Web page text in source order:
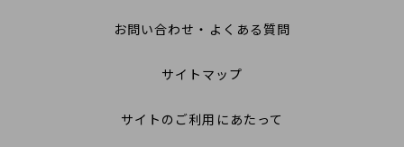
お問い合わせ・よくある質問
サイトマップ
サイトのご利用にあたって